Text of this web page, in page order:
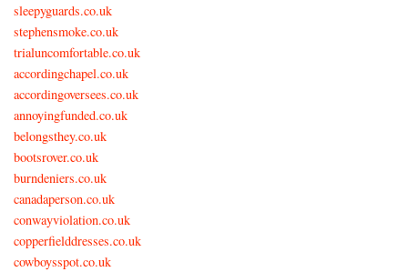
sleepyguards.co.uk
stephensmoke.co.uk
trialuncomfortable.co.uk
accordingchapel.co.uk
accordingoversees.co.uk
annoyingfunded.co.uk
belongsthey.co.uk
bootsrover.co.uk
burndeniers.co.uk
canadaperson.co.uk
conwayviolation.co.uk
copperfielddresses.co.uk
cowboysspot.co.uk